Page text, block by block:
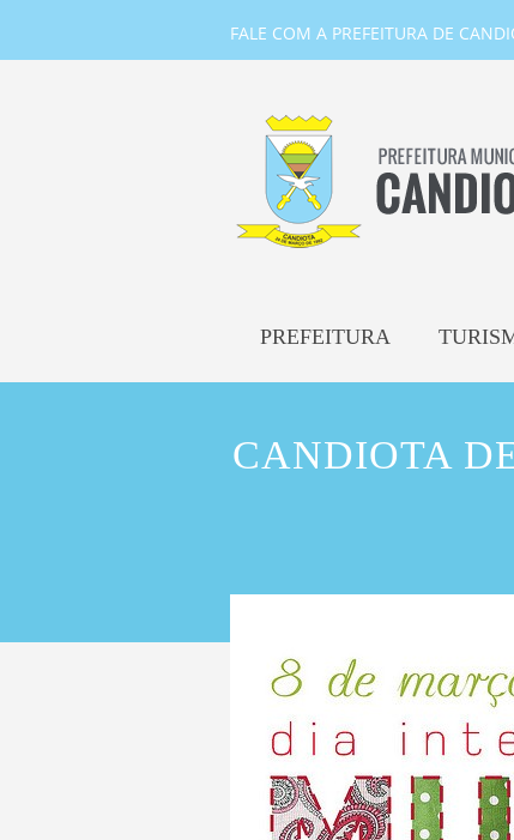
FALE COM A PREFEITURA DE
PREFEITURA
CANDIOTA